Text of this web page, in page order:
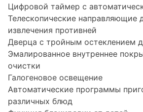
Цифровой таймер с
Телескопические направляющие
извлечения противней
Дверца с тройным остеклением
Эмалированное внутреннее
очистки
Галогеновое освещение
Автоматические программы
различных блюд